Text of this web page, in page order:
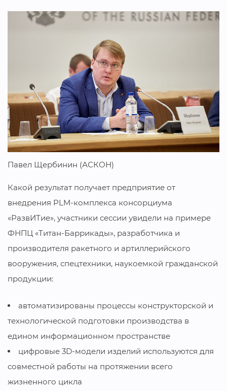
Павел Щербинин (АСКОН)
Какой результат получает предприятие от
внедрения PLM-комплекса консорциума
«РазвИТие», участники сессии увидели на примере
ФНПЦ «Титан-Баррикады», разработчика и
производителя ракетного и артиллерийского
вооружения, спецтехники, наукоемкой гражданской
продукции:
автоматизированы процессы конструкторской и
технологической подготовки производства в
едином информационном пространстве
цифровые 3D-модели изделий используются для
совместной работы на протяжении всего
жизненного цикла